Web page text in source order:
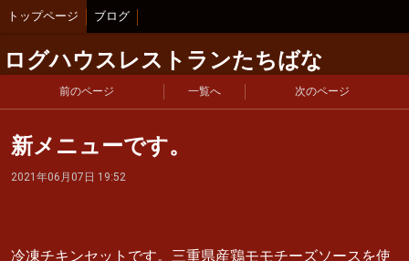
トップページ ブログ
ログハウスレストランたちばな
前のページ 一覧へ 次のページ
新メニューです。
2021年06月07日 19:52
冷凍チキンセットです。三重県産鶏モモチーズソースを使